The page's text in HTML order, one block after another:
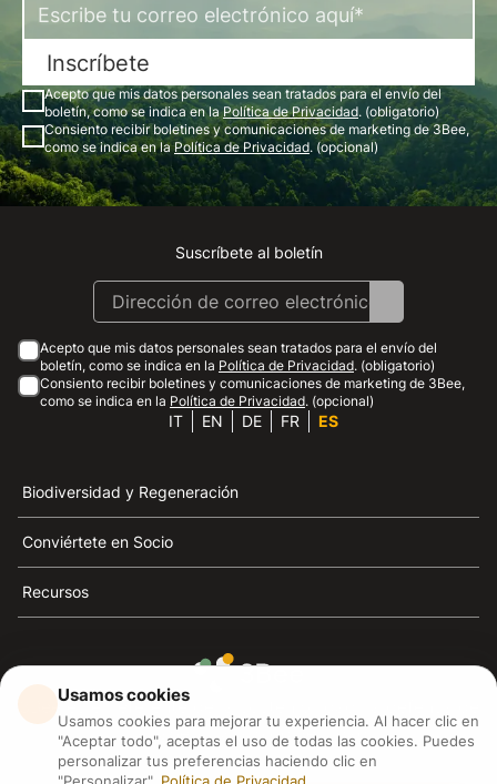
Inscríbete
Acepto que mis datos personales sean tratados para el envío del
boletín, como se indica en laPolítica de Privacidad. (obligatorio)
Consiento recibir boletines y comunicaciones de marketing de 3Bee,
como se indica en laPolítica de Privacidad. (opcional)
Instagram
Facebook
Linkedin
Youtube
Suscríbete al boletín
Acepto que mis datos personales sean tratados para el envío del
boletín, como se indica en la Política de Privacidad. (obligatorio)
Consiento recibir boletines y comunicaciones de marketing de 3Bee,
como se indica en la Política de Privacidad. (opcional)
IT EN DE FR ES
Biodiversidad y Regeneración
Conviértete en Socio
Recursos
3Bee es el referente de la sostenibilidad, la defensa de
las abejas y la biodiversidad
Usamos cookies
Usamos cookies para mejorar tu experiencia. Al hacer clic en
"Aceptar todo", aceptas el uso de todas las cookies. Puedes
personalizar tus preferencias haciendo clic en